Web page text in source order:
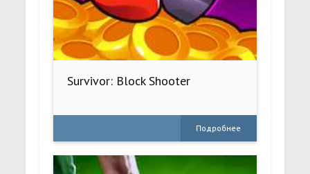
Survivor: Block Shooter
Подробнее